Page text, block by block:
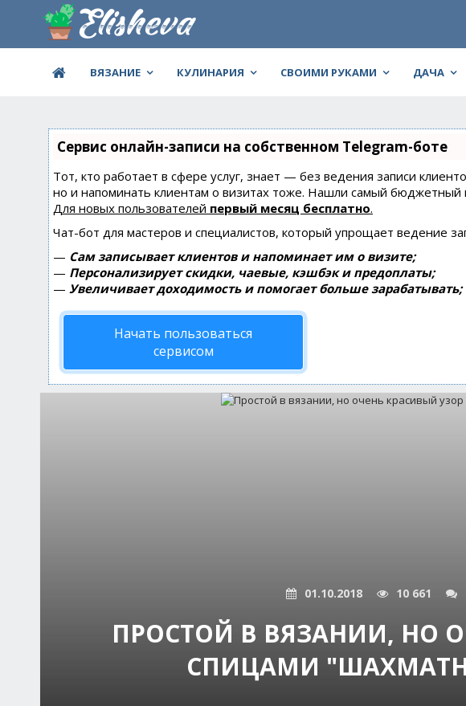
ВЯЗАНИЕ КУЛИНАРИЯ СВОИМИ РУКАМИ ДАЧА
Сервис онлайн-записи на собственном Telegram-боте
Тот, кто работает в сфере услуг, знает — без ведения записи
но и напоминать клиентам о визитах тоже. Нашли самый бюджетный
Для новых пользователей первый месяц бесплатно.
Чат-бот для мастеров и специалистов, который упрощает ведение
— Сам записывает клиентов и напоминает им о визите;
— Персонализирует скидки, чаевые, кэшбэк и предоплаты;
— Увеличивает доходимость и помогает больше зарабатывать;
Начать пользоваться
сервисом
01.10.2018 10 661
ПРОСТОЙ В ВЯЗАНИИ, НО
СПИЦАМИ